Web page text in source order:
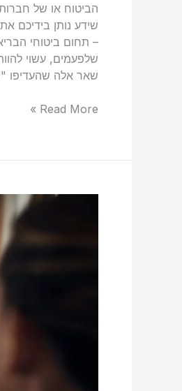
הביטוח או של חברות
שידע נותן בידיכם
– תחום ביטוחי
שלפעמים, עשוי
שאר אלה שהעדיפו
Read More »